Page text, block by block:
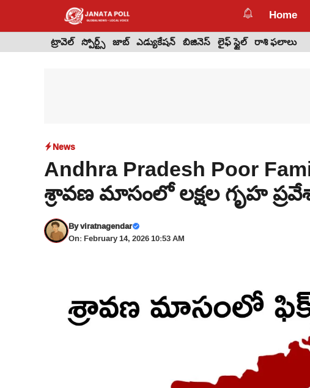
content
Home
ట్రావెల్ స్పోర్ట్స్ జాబ్ ఎడ్యుకేషన్ బిజినెస్ లైఫ్ స్టైల్ రాశి ఫలాలు
News
Andhra Pradesh Poor
శ్రావణ మాసంలో లక్షల గృహ
Byviratnagendar
On: February 14, 2026 10:53 AM